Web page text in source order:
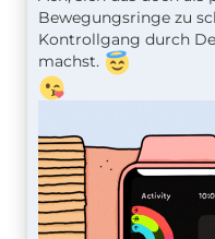
Bewegungsringe zu
Kontrollgang durch
machst.